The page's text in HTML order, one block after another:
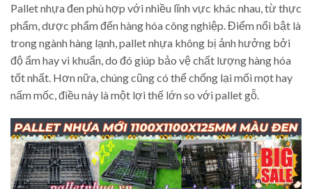
Pallet nhựa đen phù hợp với nhiều lĩnh vực khác nhau, từ thực
phẩm, dược phẩm đến hàng hóa công nghiệp. Điểm nổi bật là
trong ngành hàng lạnh, pallet nhựa không bị ảnh hưởng bởi
độ ẩm hay vi khuẩn, do đó giúp bảo vệ chất lượng hàng hóa
tốt nhất. Hơn nữa, chúng cũng có thể chống lại mối mọt hay
nấm mốc, điều này là một lợi thế lớn so với pallet gỗ.